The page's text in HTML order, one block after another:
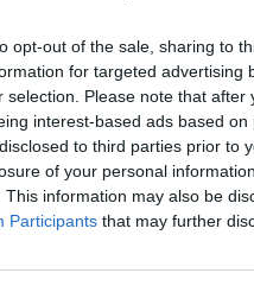
opt-out of the sale, sharing to
for targeted advertising
selection. Please note that
interest-based ads based
to third parties prior to
of your personal
This information may also be
Participants that may further
alimento ritenuto
Santa Allegrezza",
ha contribuito alla raccolta
sensibili alla causa.
motivata dall’associazione
della tradizione
rientra nelle forniture